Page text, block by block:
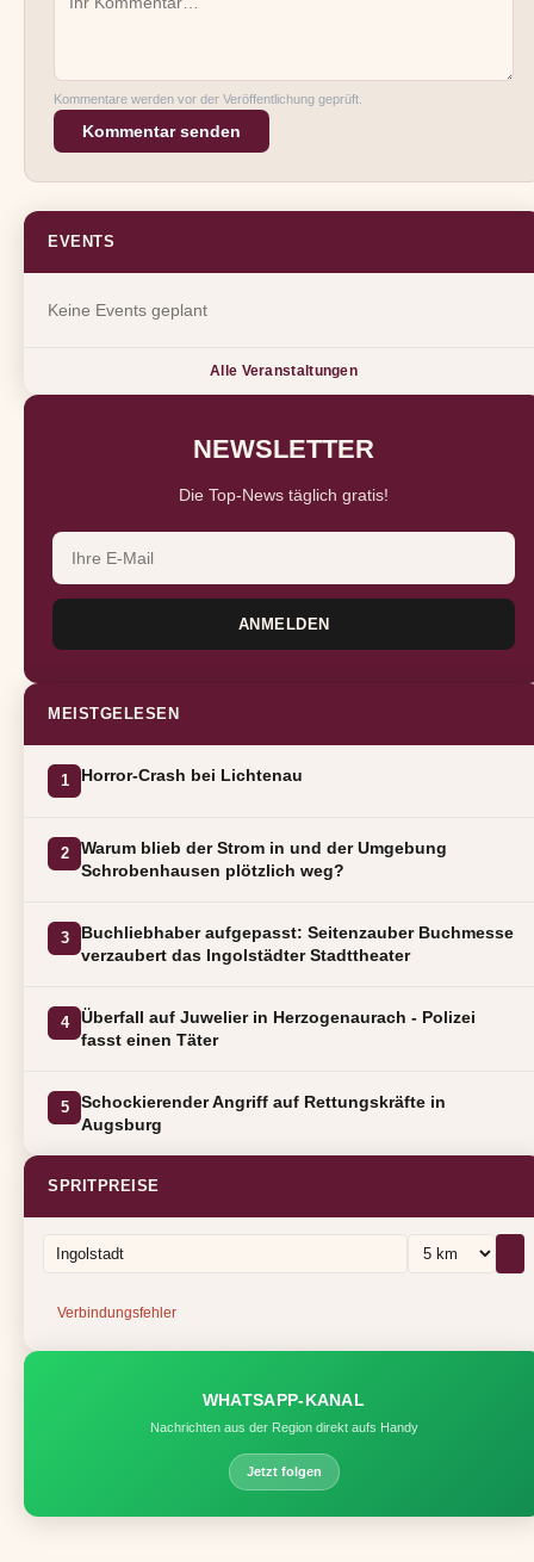
Kommentare werden vor der Veröffentlichung geprüft.
Kommentar senden
EVENTS
Keine Events geplant
Alle Veranstaltungen
NEWSLETTER
Die Top-News täglich gratis!
ANMELDEN
MEISTGELESEN
1 Horror-Crash bei Lichtenau
2
Warum blieb der Strom in und der Umgebung
Schrobenhausen plötzlich weg?
3
Buchliebhaber aufgepasst: Seitenzauber Buchmesse
verzaubert das Ingolstädter Stadttheater
4
Überfall auf Juwelier in Herzogenaurach - Polizei
fasst einen Täter
5
Schockierender Angriff auf Rettungskräfte in
Augsburg
SPRITPREISE
Verbindungsfehler
WHATSAPP-KANAL
Nachrichten aus der Region direkt aufs Handy
Jetzt folgen